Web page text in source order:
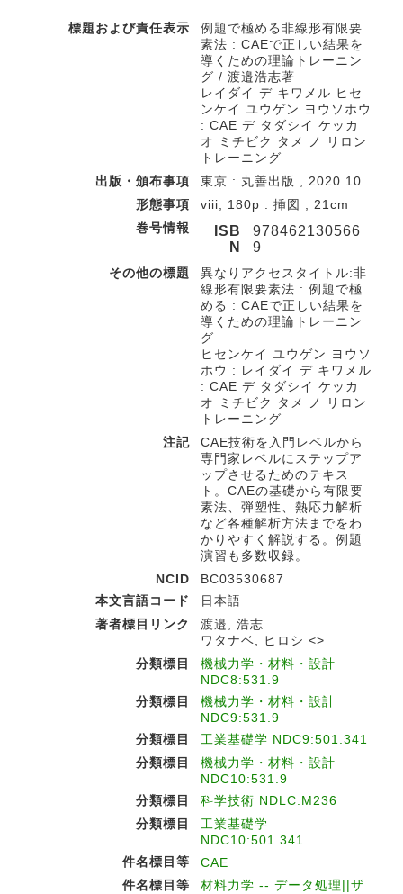
標題および責任表示
例題で極める非線形有限要
素法 : CAEで正しい結果を
導くための理論トレーニン
グ / 渡邉浩志著
レイダイ デ キワメル ヒセ
ンケイ ユウゲン ヨウソホウ
: CAE デ タダシイ ケッカ
オ ミチビク タメ ノ リロン
トレーニング
出版・頒布事項
東京 : 丸善出版 , 2020.10
形態事項
viii, 180p : 挿図 ; 21cm
巻号情報
ISB
N
978462130566
9
その他の標題
異なりアクセスタイトル:非
線形有限要素法 : 例題で極
める : CAEで正しい結果を
導くための理論トレーニン
グ
ヒセンケイ ユウゲン ヨウソ
ホウ : レイダイ デ キワメル
: CAE デ タダシイ ケッカ
オ ミチビク タメ ノ リロン
トレーニング
注記
CAE技術を入門レベルから
専門家レベルにステップア
ップさせるためのテキス
ト。CAEの基礎から有限要
素法、弾塑性、熱応力解析
など各種解析方法までをわ
かりやすく解説する。例題
演習も多数収録。
NCID
BC03530687
本文言語コード
日本語
著者標目リンク
渡邉, 浩志
ワタナベ, ヒロシ <>
分類標目
機械力学・材料・設計
NDC8:531.9
分類標目
機械力学・材料・設計
NDC9:531.9
分類標目
工業基礎学 NDC9:501.341
分類標目
機械力学・材料・設計
NDC10:531.9
分類標目
科学技術 NDLC:M236
分類標目
工業基礎学
NDC10:501.341
件名標目等
CAE
件名標目等
材料力学 -- データ処理||ザ